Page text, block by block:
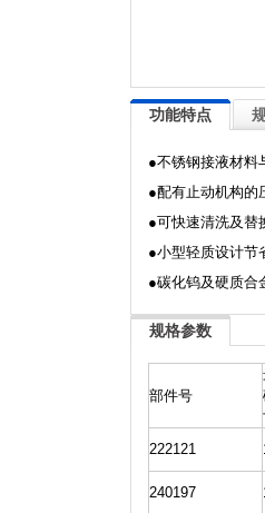
功能特点
●不锈钢接液材料
●配有止动机构的
●可快速清洗及替
●小型轻质设计节
●碳化钨及硬质合
规格参数
部件号
222121
240197